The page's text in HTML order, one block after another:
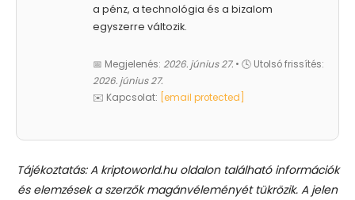
a pénz, a technológia és a bizalom
egyszerre változik.
📅 Megjelenés: 2026. június 27. • 🕓 Utolsó frissítés:
2026. június 27.
✉️ Kapcsolat:
[email protected]
Tájékoztatás: A kriptoworld.hu oldalon található információk
és elemzések a szerzők magánvéleményét tükrözik. A jelen